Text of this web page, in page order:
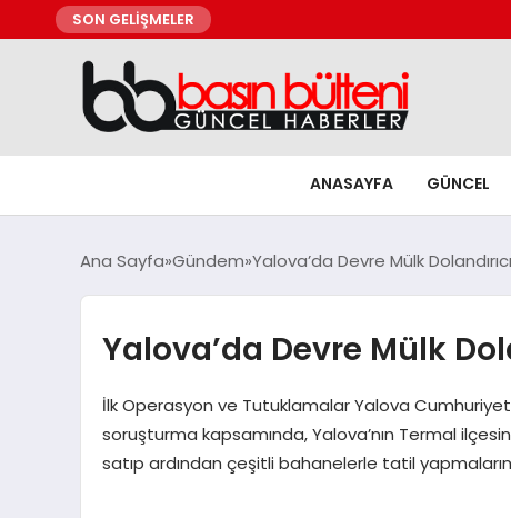
SON GELİŞMELER
ANASAYFA GÜNCEL
Ana Sayfa Gündem Yalova’da Devre Mülk
Yalova’da Devre Mülk
İlk Operasyon ve Tutuklamalar Yalova Cumhuriyet
soruşturma kapsamında, Yalova’nın Termal
satıp ardından çeşitli bahanelerle tatil